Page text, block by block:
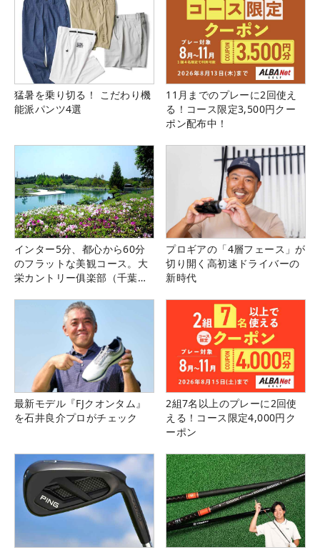
猛暑を乗り切る！ こだわり機
能派パンツ4選
11月までのプレーに2回使え
る！コース限定3,500円クー
ポン配布中！
インター5分、都心から60分
のフラットな美観コース。大
栄カントリー俱楽部（千葉
プロギアの「4層フェース」が
切り開く高初速ドライバーの
新時代
最新モデル『FJクオンタム』
を石井良介プロがチェック
2組7名以上のプレーに2回使
える！コース限定4,000円ク
ーポン